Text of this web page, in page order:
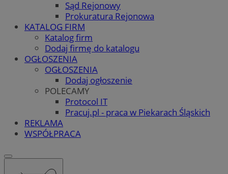
Sąd Rejonowy
Prokuratura Rejonowa
KATALOG FIRM
Katalog firm
Dodaj firmę do katalogu
OGŁOSZENIA
OGŁOSZENIA
Dodaj ogłoszenie
POLECAMY
Protocol IT
Pracuj.pl - praca w Piekarach Śląskich
REKLAMA
WSPÓŁPRACA